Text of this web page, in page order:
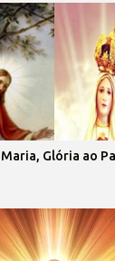
Glória ao